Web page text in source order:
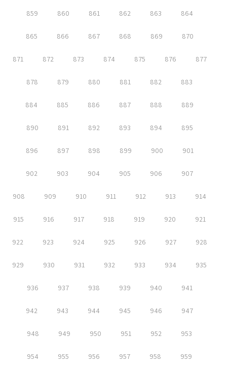
859 860 861 862 863 864
865 866 867 868 869 870
871 872 873 874 875 876 877
878 879 880 881 882 883
884 885 886 887 888 889
890 891 892 893 894 895
896 897 898 899 900 901
902 903 904 905 906 907
908 909 910 911 912 913 914
915 916 917 918 919 920 921
922 923 924 925 926 927 928
929 930 931 932 933 934 935
936 937 938 939 940 941
942 943 944 945 946 947
948 949 950 951 952 953
954 955 956 957 958 959